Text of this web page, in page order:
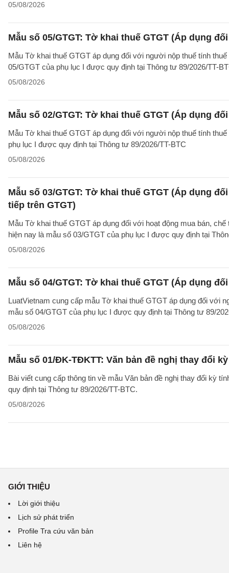
05/08/2026
Mẫu số 05/GTGT: Tờ khai thuế GTGT (Áp dụng
Mẫu Tờ khai thuế GTGT áp dụng đối với người nộp thuế tính
05/GTGT của phụ lục I được quy định tại Thông tư 89/2026/TT-
05/08/2026
Mẫu số 02/GTGT: Tờ khai thuế GTGT (Áp dụng
Mẫu Tờ khai thuế GTGT áp dụng đối với người nộp thuế tính
phụ lục I được quy định tại Thông tư 89/2026/TT-BTC
05/08/2026
Mẫu số 03/GTGT: Tờ khai thuế GTGT (Áp dụng
tiếp trên GTGT)
Mẫu Tờ khai thuế GTGT áp dụng đối với hoạt động mua bán,
hiện nay là mẫu số 03/GTGT của phụ lục I được quy định tại
05/08/2026
Mẫu số 04/GTGT: Tờ khai thuế GTGT (Áp dụng
LuatVietnam cung cấp mẫu Tờ khai thuế GTGT áp dụng đối với
mẫu số 04/GTGT của phụ lục I được quy định tại Thông tư 89/
05/08/2026
Mẫu số 01/ĐK-TĐKTT: Văn bản đề nghị thay đổi
Bài viết cung cấp thông tin về mẫu Văn bản đề nghị thay đổi kỳ
quy định tại Thông tư 89/2026/TT-BTC.
05/08/2026
GIỚI THIỆU
Lời giới thiệu
Lịch sử phát triển
Profile Tra cứu văn bản
Liên hệ